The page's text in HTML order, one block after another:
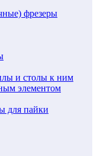
фрезеры
и столы к ним
элементом
для пайки